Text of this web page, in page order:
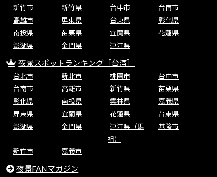
新竹市
新竹県 台中市
台南市
高雄市
屏東県 台東県
彰化県
南投県
苗栗県 宜蘭県
花蓮県
澎湖県
金門県 連江県
夜景スポットランキング［台湾］
台北市 新北市 桃園市
台中市
台南市
高雄市 新竹県
苗栗県
彰化県
南投県 雲林県
嘉義県
屏東県
宜蘭県 花蓮県
台東県
澎湖県
金門県
連江県（馬
祖）
基隆市
新竹市 嘉義市
夜景FANマガジン